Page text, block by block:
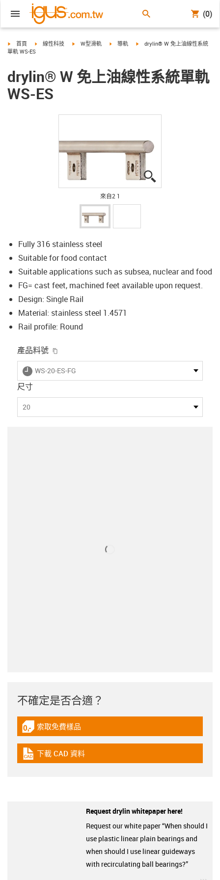
(0)
igus-icon-arrow-right
首頁 igus-icon-arrow-right
線性科技 igus-icon-arrow-right
W型滑軌 igus-icon-arrow-right
導軌 igus-icon-arrow-right
drylin® W 免上油線性系統
單軌 WS-ES
drylin® W 免上油線性系統單軌
WS-ES
來自2 1
Fully 316 stainless steel
Suitable for food contact
Suitable applications such as subsea, nuclear and food
FG= cast feet, machined feet available upon request.
Design: Single Rail
Material: stainless steel 1.4571
Rail profile: Round
產品料號
igus-icon-lieferzeit
WS-20-ES-FG
尺寸
20
不確定是否合適？
igus-icon-gratismuster
索取免費樣品
igus-icon-cad-dateien
下載 CAD 資料
Request drylin whitepaper here!
Request our white paper “When should I
use plastic linear plain bearings and
when should I use linear guideways
with recirculating ball bearings?”